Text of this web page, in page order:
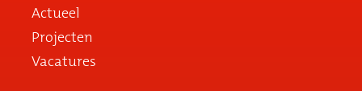
Actueel
Projecten
Vacatures